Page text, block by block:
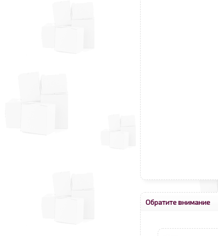
Обратите внимание